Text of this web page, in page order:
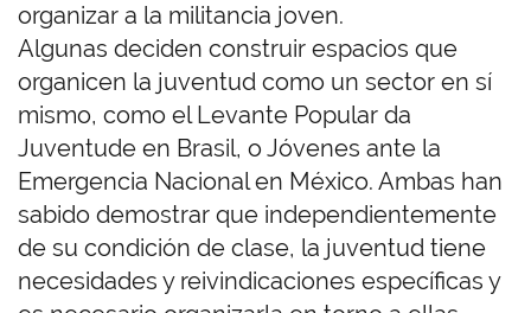
organizar a la militancia joven.
Algunas deciden construir espacios que
organicen la juventud como un sector en sí
mismo, como el Levante Popular da
Juventude en Brasil, o Jóvenes ante la
Emergencia Nacional en México. Ambas han
sabido demostrar que independientemente
de su condición de clase, la juventud tiene
necesidades y reivindicaciones específicas y